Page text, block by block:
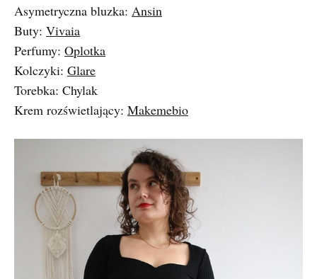
Asymetryczna bluzka: Ansin
Buty: Vivaia
Perfumy: Oplotka
Kolczyki: Glare
Torebka: Chylak
Krem rozświetlający: Makemebio